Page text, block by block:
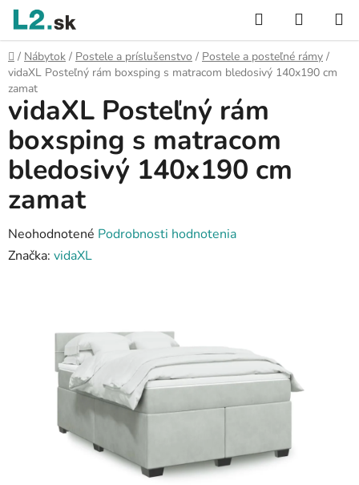
Prejsť
obsah
Hľadať
KOŠÍK
Domov
/ Nábytok / Postele a príslušenstvo / Postele a posteľné rámy /
vidaXL Posteľný rám boxsping s matracom bledosivý 140x190 cm
zamat
vidaXL Posteľný rám
boxsping s matracom
bledosivý 140x190 cm
zamat
Priemerné
hodnotenie
hviezdičiek.
Neohodnotené Podrobnosti hodnotenia
Značka: vidaXL